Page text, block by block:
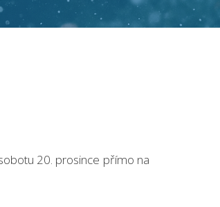
20. prosince přímo na